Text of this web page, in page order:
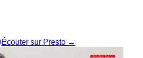
Écouter sur Presto →